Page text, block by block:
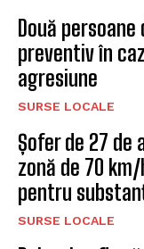
Două
preventiv în
agresiune
SURSE LOCALE
Șofer de 27 de
zonă de 70
pentru
SURSE LOCALE